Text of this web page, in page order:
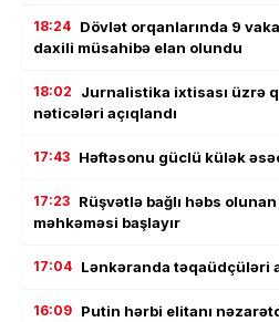
18:24 Dövlət orqanlarında 9
daxili müsahibə elan olundu
18:02
Jurnalistika ixtisası üzrə
nəticələri açıqlandı
17:43 Həftəsonu güclü külək
17:23 Rüşvətlə bağlı həbs
məhkəməsi başlayır
17:04 Lənkəranda təqaüdçüləri
16:09 Putin hərbi elitanı